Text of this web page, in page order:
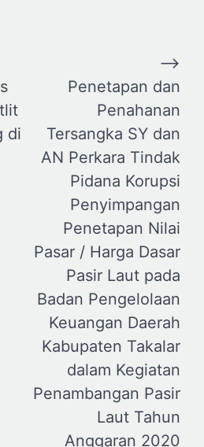
di
Penetapan dan
Penahanan
Tersangka SY dan
AN Perkara Tindak
Pidana Korupsi
Penyimpangan
Penetapan Nilai
Pasar / Harga Dasar
Pasir Laut pada
Badan Pengelolaan
Keuangan Daerah
Kabupaten Takalar
dalam Kegiatan
Penambangan Pasir
Laut Tahun
Anggaran 2020
⟶